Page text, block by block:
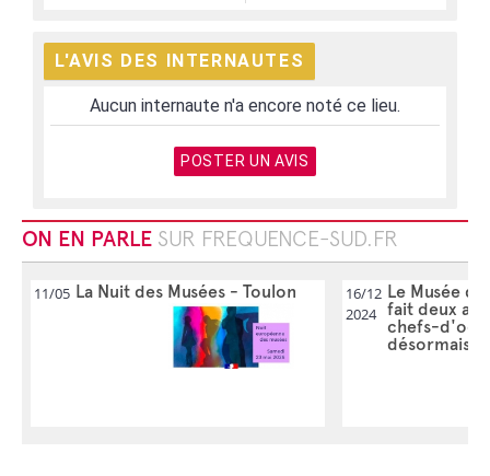
L'AVIS DES INTERNAUTES
Aucun internaute n'a encore noté ce lieu.
POSTER UN AVIS
ON EN PARLE SUR FREQUENCE-SUD.FR
11/05 La Nuit des Musées - Toulon
16/12
2024
Le Musée
fait deux
chefs-
désormais